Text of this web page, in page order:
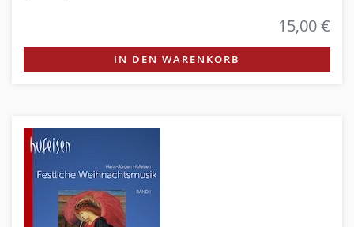
15,00 €
IN DEN WARENKORB